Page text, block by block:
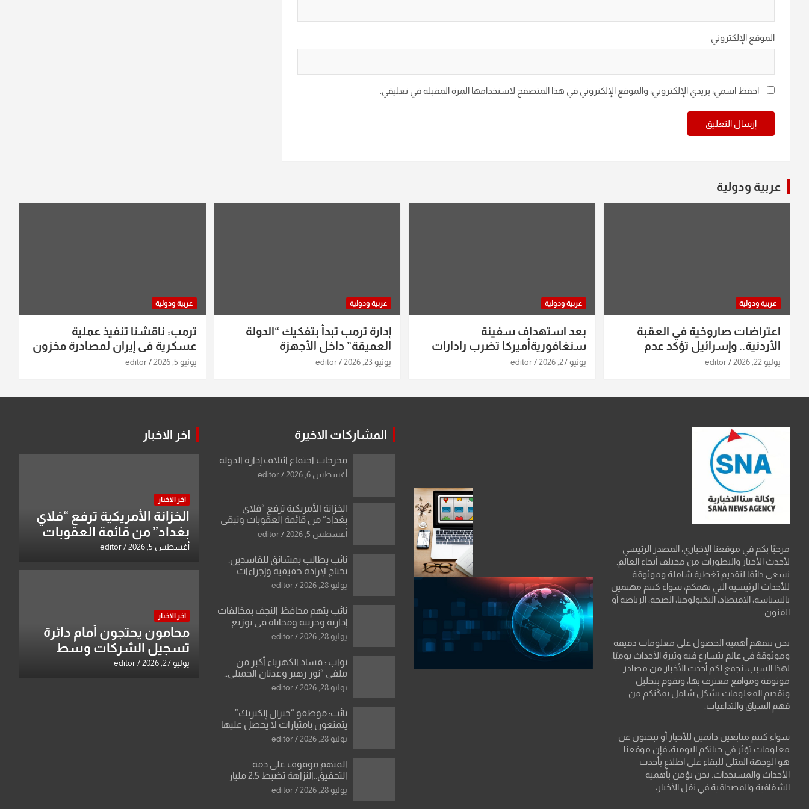
الموقع الإلكتروني
احفظ اسمي، بريدي الإلكتروني، والموقع الإلكتروني في هذا المتصفح لاستخدامها المرة المقبلة في تعليقي.
عربية ودولية
عربية ودولية
اعتراضات صاروخية في العقبة
الأردنية.. وإسرائيل تؤكد عدم
استهدافها
يوليو 22, 2026 editor
عربية ودولية
بعد استهداف سفينة
سنغافوريةأميركا تضرب رادارات
ومواقع صواريخ ومسيرات إيران..
يونيو 27, 2026 editor
عربية ودولية
إدارة ترمب تبدأ بتفكيك “الدولة
العميقة” داخل الأجهزة
الاستخباراتية
يونيو 23, 2026 editor
عربية ودولية
ترمب: ناقشنا تنفيذ عملية
عسكرية في إيران لمصادرة مخزون
اليورانيوم
يونيو 5, 2026 editor
مرحبًا بكم في موقعنا الإخباري، المصدر الرئيسي
لأحدث الأخبار والتطورات من مختلف أنحاء العالم.
نسعى دائمًا لتقديم تغطية شاملة وموثوقة
للأحداث الرئيسية التي تهمكم، سواء كنتم مهتمين
بالسياسة، الاقتصاد، التكنولوجيا، الصحة، الرياضة أو
الفنون.
نحن نتفهم أهمية الحصول على معلومات دقيقة
وموثوقة في عالم يتسارع فيه وتيرة الأحداث يوميًا.
لهذا السبب، نجمع لكم أحدث الأخبار من مصادر
موثوقة ومواقع معترف بها، ونقوم بتحليل
وتقديم المعلومات بشكل شامل يمكّنكم من
فهم السياق والتداعيات.
سواء كنتم متابعين دائمين للأخبار أو تبحثون عن
معلومات تؤثر في حياتكم اليومية، فإن موقعنا
هو الوجهة المثلى للبقاء على اطلاع بأحدث
الأحداث والمستجدات. نحن نؤمن بأهمية
الشفافية والمصداقية في نقل الأخبار،
المشاركات الاخيرة
مخرجات اجتماع ائتلاف إدارة الدولة
أغسطس 6, 2026 editor
الخزانة الأمريكية ترفع “فلاي
بغداد” من قائمة العقوبات وتبقي
اسم مالكها مدرجا
أغسطس 5, 2026 editor
نائب يطالب بمشانق للفاسدين:
نحتاج لإرادة حقيقية وإجراءات
رادعة تمنع استمرار الاعتداء على
يوليو 28, 2026 editor
نائب يتهم محافظ النجف بمخالفات
إدارية وحزبية ومحاباة في توزيع
الأراضي
يوليو 28, 2026 editor
نواب : فساد الكهرباء أكبر من
ملفي “نور زهير وعدنان الجميلي..
نصر الله يكشف فروقات صادمة
يوليو 28, 2026 editor
نائب: موظفو “جنرال إلكتريك”
يتمتعون بامتيازات لا يحصل عليها
رئيس الوزراء ان الشركة تنظر
شروطها
يوليو 28, 2026 editor
المتهم موقوف على ذمة
التحقيق..النزاهة تضبط 2.5 مليار
دينار في منزل مسؤول بصلاح
يوليو 28, 2026 editor
اخر الاخبار
اخر الاخبار
الخزانة الأمريكية ترفع “فلاي
بغداد” من قائمة العقوبات
وتبقي اسم مالكها مدرجا
أغسطس 5, 2026 editor
اخر الاخبار
محامون يحتجون أمام دائرة
تسجيل الشركات وسط
بغداد
يوليو 27, 2026 editor